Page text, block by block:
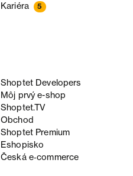
Kariéra 5
Shoptet Developers
Môj prvý e-shop
Shoptet.TV
Obchod
Shoptet Premium
Eshopisko
Česká e‑commerce